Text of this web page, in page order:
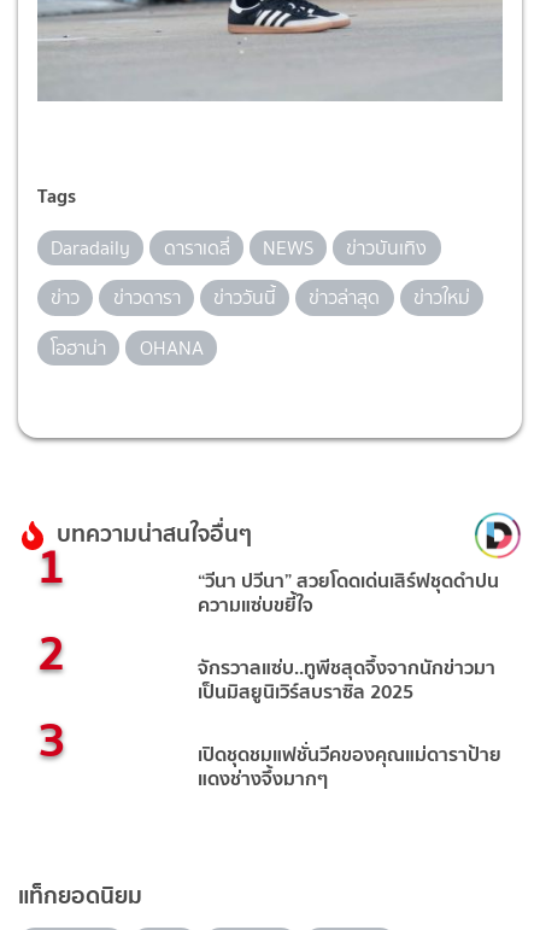
Tags
Daradaily ดาราเดลี่ NEWS
ข่าวบันเทิง
ข่าว
ข่าวดารา ข่าววันนี้ ข่าวล่าสุด
ข่าวใหม่
โอฮาน่า
OHANA
บทความน่าสนใจอื่นๆ
1 “วีนา ปวีนา” สวยโดดเด่นเสิร์ฟชุดดำปน
ความแซ่บขยี้ใจ
2 จักรวาลแซ่บ..ทูพีชสุดจึ้งจากนักข่าวมา
เป็นมิสยูนิเวิร์สบราซิล 2025
3 เปิดชุดชมแฟชั่นวีคของคุณแม่ดาราป้าย
แดงช่างจึ้งมากๆ
แท็กยอดนิยม